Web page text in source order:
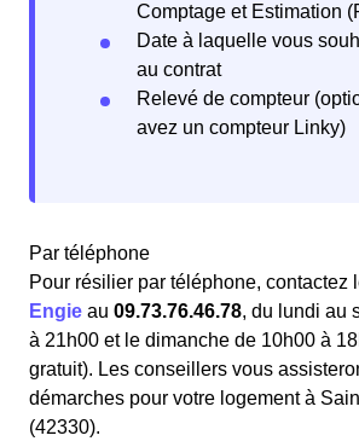
Comptage et Estimation
Date à laquelle vous
au contrat
Relevé de compteur
avez un compteur Linky)
Par téléphone
Pour résilier par téléphone, contactez
Engie au 09.73.76.46.78, du lundi au
à 21h00 et le dimanche de 10h00 à
gratuit). Les conseillers vous
démarches pour votre logement à
(42330).